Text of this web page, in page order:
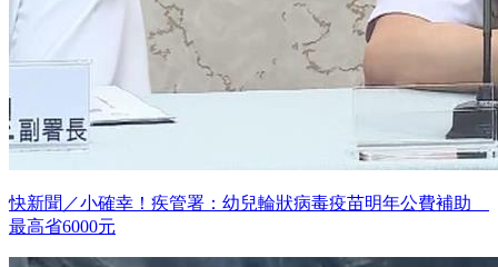
快新聞／小確幸！疾管署：幼兒輪狀病毒疫苗明年公費補助
最高省6000元